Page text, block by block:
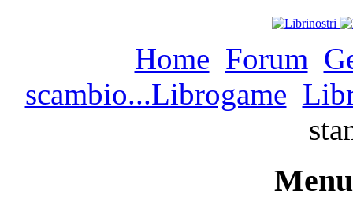
Home Forum
scambio...Librogame